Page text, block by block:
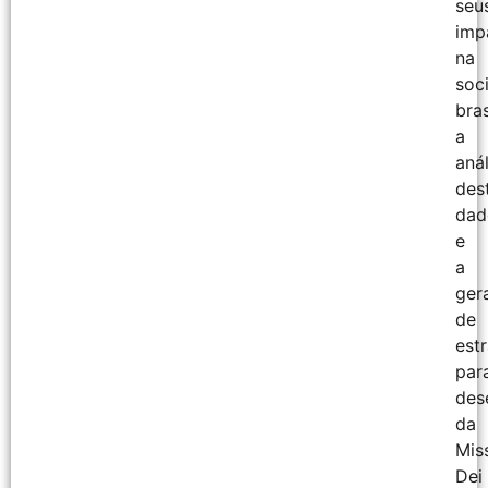
na
a
e
a
de
da
Dei